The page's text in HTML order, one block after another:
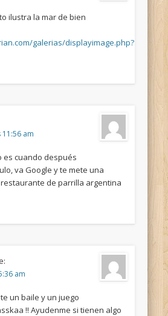
ilustra la mar de bien
galerias/displayimage.php?
am
es cuando después
va Google y te mete una
de parrilla argentina
am
un baile y un juego
!! Ayudenme si tienen algo